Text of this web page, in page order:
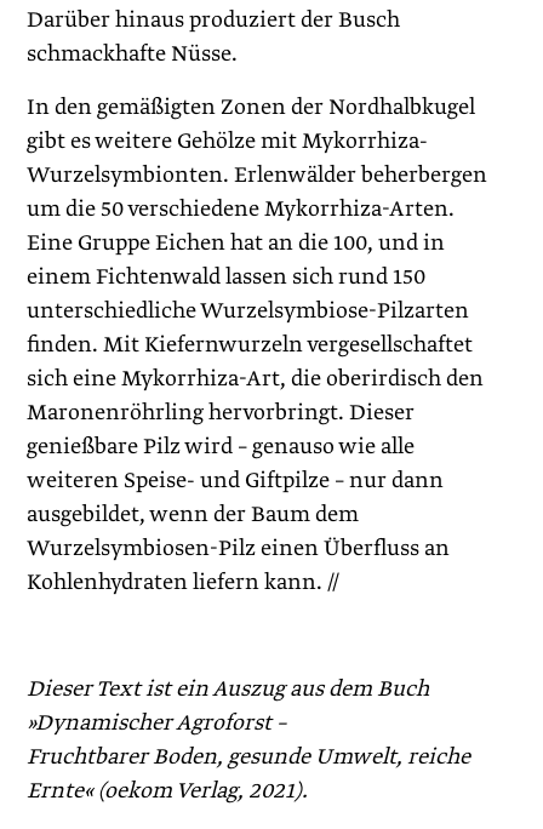
Darüber hinaus produziert der Busch
schmackhafte Nüsse.
In den gemäßigten Zonen der Nordhalbkugel
gibt es weitere Gehölze mit Mykorrhiza-
Wurzelsymbionten. Erlenwälder beherbergen
um die 50 verschiedene Mykorrhiza-Arten.
Eine Gruppe Eichen hat an die 100, und in
einem Fichtenwald lassen sich rund 150
unterschiedliche Wurzelsymbiose-Pilzarten
finden. Mit Kiefernwurzeln vergesellschaftet
sich eine Mykorrhiza-Art, die oberirdisch den
Maronenröhrling hervorbringt. Dieser
genießbare Pilz wird – genauso wie alle
weiteren Speise- und Giftpilze – nur dann
ausgebildet, wenn der Baum dem
Wurzelsymbiosen-Pilz einen Überfluss an
Kohlenhydraten liefern kann. //
Dieser Text ist ein Auszug aus dem Buch
»Dynamischer Agroforst –
Fruchtbarer Boden, gesunde Umwelt, reiche
Ernte« (oekom Verlag, 2021).